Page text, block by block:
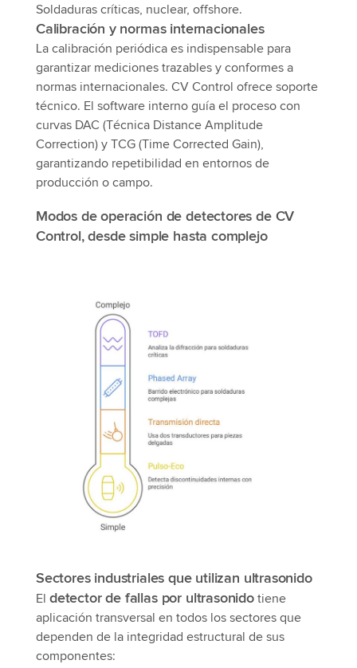
Soldaduras críticas, nuclear, offshore.
Calibración y normas internacionales
La calibración periódica es indispensable para
garantizar mediciones trazables y conformes a
normas internacionales. CV Control ofrece soporte
técnico. El software interno guía el proceso con
curvas DAC (Técnica Distance Amplitude
Correction) y TCG (Time Corrected Gain),
garantizando repetibilidad en entornos de
producción o campo.
Modos de operación de detectores de CV
Control, desde simple hasta complejo
Sectores industriales que utilizan ultrasonido
El detector de fallas por ultrasonidotiene
aplicación transversal en todos los sectores que
dependen de la integridad estructural de sus
componentes: